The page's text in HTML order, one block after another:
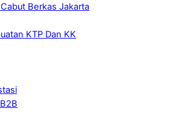
Berkas Jakarta
KTP Dan KK